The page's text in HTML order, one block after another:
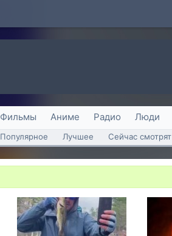
Фильмы Аниме Радио Люди
Популярное Лучшее Сейчас смотрят